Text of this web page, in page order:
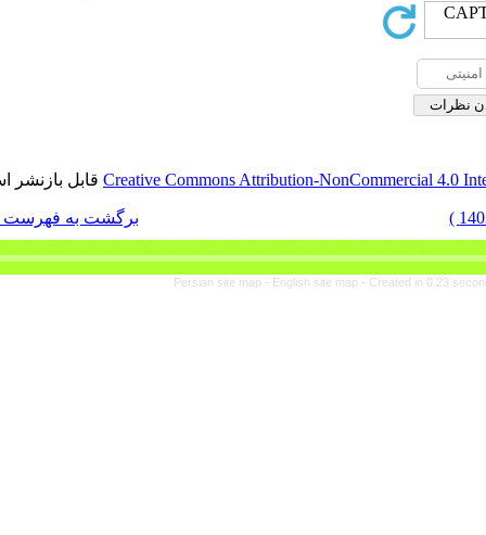
Creative Commonsقابل بازنشر است.
Persian site map -